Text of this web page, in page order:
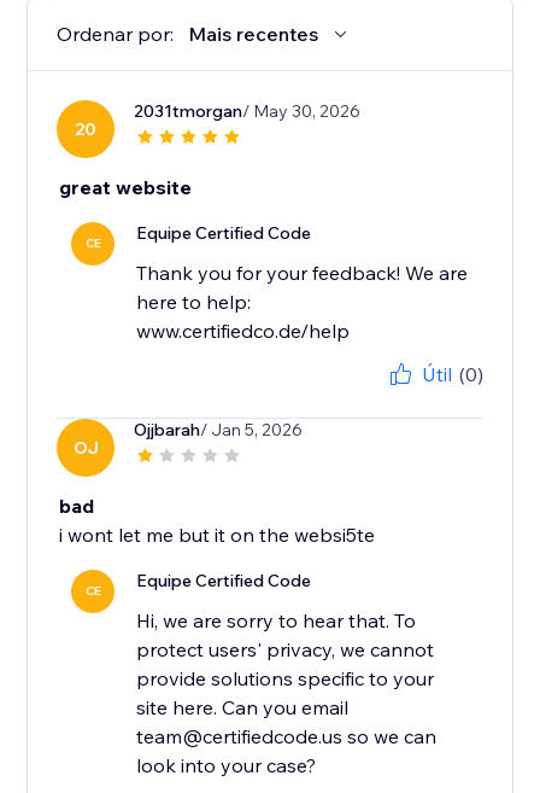
Ordenar por: Mais recentes
20
2031tmorgan/ May 30, 2026
great website
CE Equipe Certified Code
Thank you for your feedback! We are
here to help:
www.certifiedco.de/help
Útil (0)
OJ
Ojjbarah/ Jan 5, 2026
bad
i wont let me but it on the websi5te
CE Equipe Certified Code
Hi, we are sorry to hear that. To
protect users' privacy, we cannot
provide solutions specific to your
site here. Can you email
team@certifiedcode.us so we can
look into your case?